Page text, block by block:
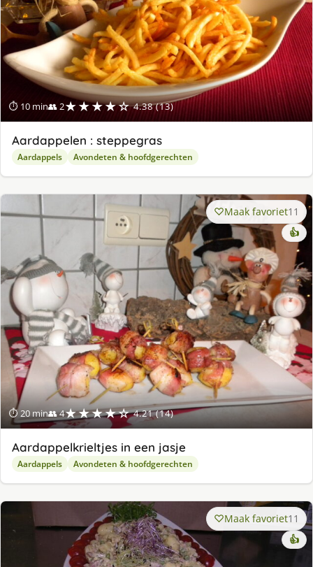
⏱ 10 min👥 2★★★★☆ 4.38 (13)
Aardappelen : steppegras
Aardappels Avondeten & hoofdgerechten
⏱ 20 min👥 4★★★★☆ 4.21 (14)
Maak favoriet11
👍
Aardappelkrieltjes in een jasje
Aardappels Avondeten & hoofdgerechten
Maak favoriet11
👍